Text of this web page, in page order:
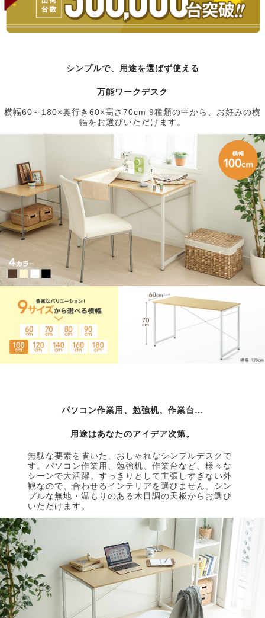
シンプルで、用途を選ばず使える
万能ワークデスク
横幅60～180×奥行き60×高さ70cm 9種類の中から、お好みの横
幅をお選びいただけます。
パソコン作業用、勉強机、作業台…
用途はあなたのアイデア次第。
無駄な要素を省いた、おしゃれなシンプルデスクで
す。パソコン作業用、勉強机、作業台など、様々な
シーンで大活躍。すっきりとして主張しすぎない外
観なので、合わせるインテリアを選びません。シン
プルな無地・温もりのある木目調の天板からお選び
いただけます。